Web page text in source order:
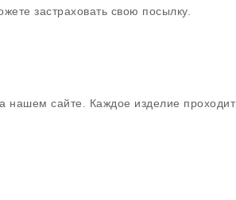
застраховать свою посылку.
нашем сайте. Каждое изделие проходит